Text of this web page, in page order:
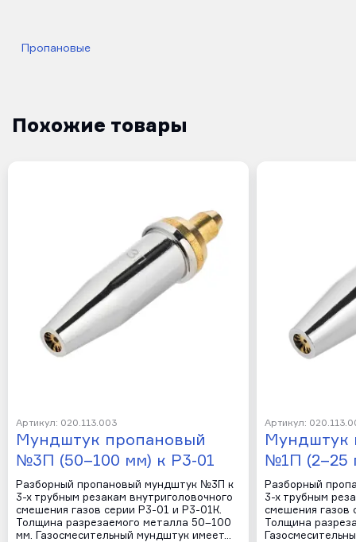
Пропановые
Похожие товары
Артикул: 020.113.003
Мундштук пропановый
№3П (50–100 мм) к Р3-01
Разборный пропановый мундштук №3П к
3-х трубным резакам внутриголовочного
смешения газов серии Р3-01 и Р3-01К.
Толщина разрезаемого металла 50–100
мм. Газосмесительный мундштук имеет…
Артикул:
Мундштук
№1П (2–25
Разборный
3-х трубным
смешения газов
Толщина